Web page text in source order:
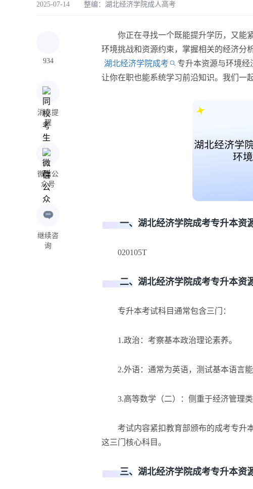
2025-07-14 整编： 湖北经济学院成人高考
934
消息提
醒
微信公
众号
继续咨
询
你正在寻找一个既能提升学历，又能紧
环境挑战和资源约束，掌握相关的经济分
湖北经济学院成考
专升本资源与环境经
让你在职也能系统学习前沿知识。我们一
一、湖北经济学院成考专升本资源
020105T‌‌
二、湖北经济学院成考专升本资源
专升本考试科目通常包含三门：
1.政治：考察基本政治理论素养。
2.外语：通常为英语，测试基本语言能
3.高等数学（二）：侧重于经济管理类
考试内容紧扣教育部颁布的成考专升本
这三门核心科目。
三、湖北经济学院成考专升本资源